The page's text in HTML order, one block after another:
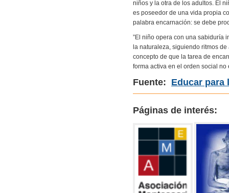
niños y la otra de los adultos. El
es poseedor de una vida propia
palabra encarnación: se debe
”El niño opera con una sabiduría
la naturaleza, siguiendo ritmos
concepto de que la tarea de
forma activa en el orden social no
Fuente: Educar para
Páginas de interés: